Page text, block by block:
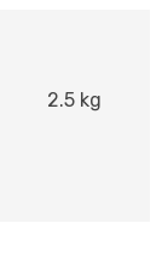
2.5 kg